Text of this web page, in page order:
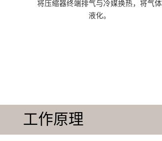
将压缩器终端排气与冷媒换热，将气体
液化。
工作原理